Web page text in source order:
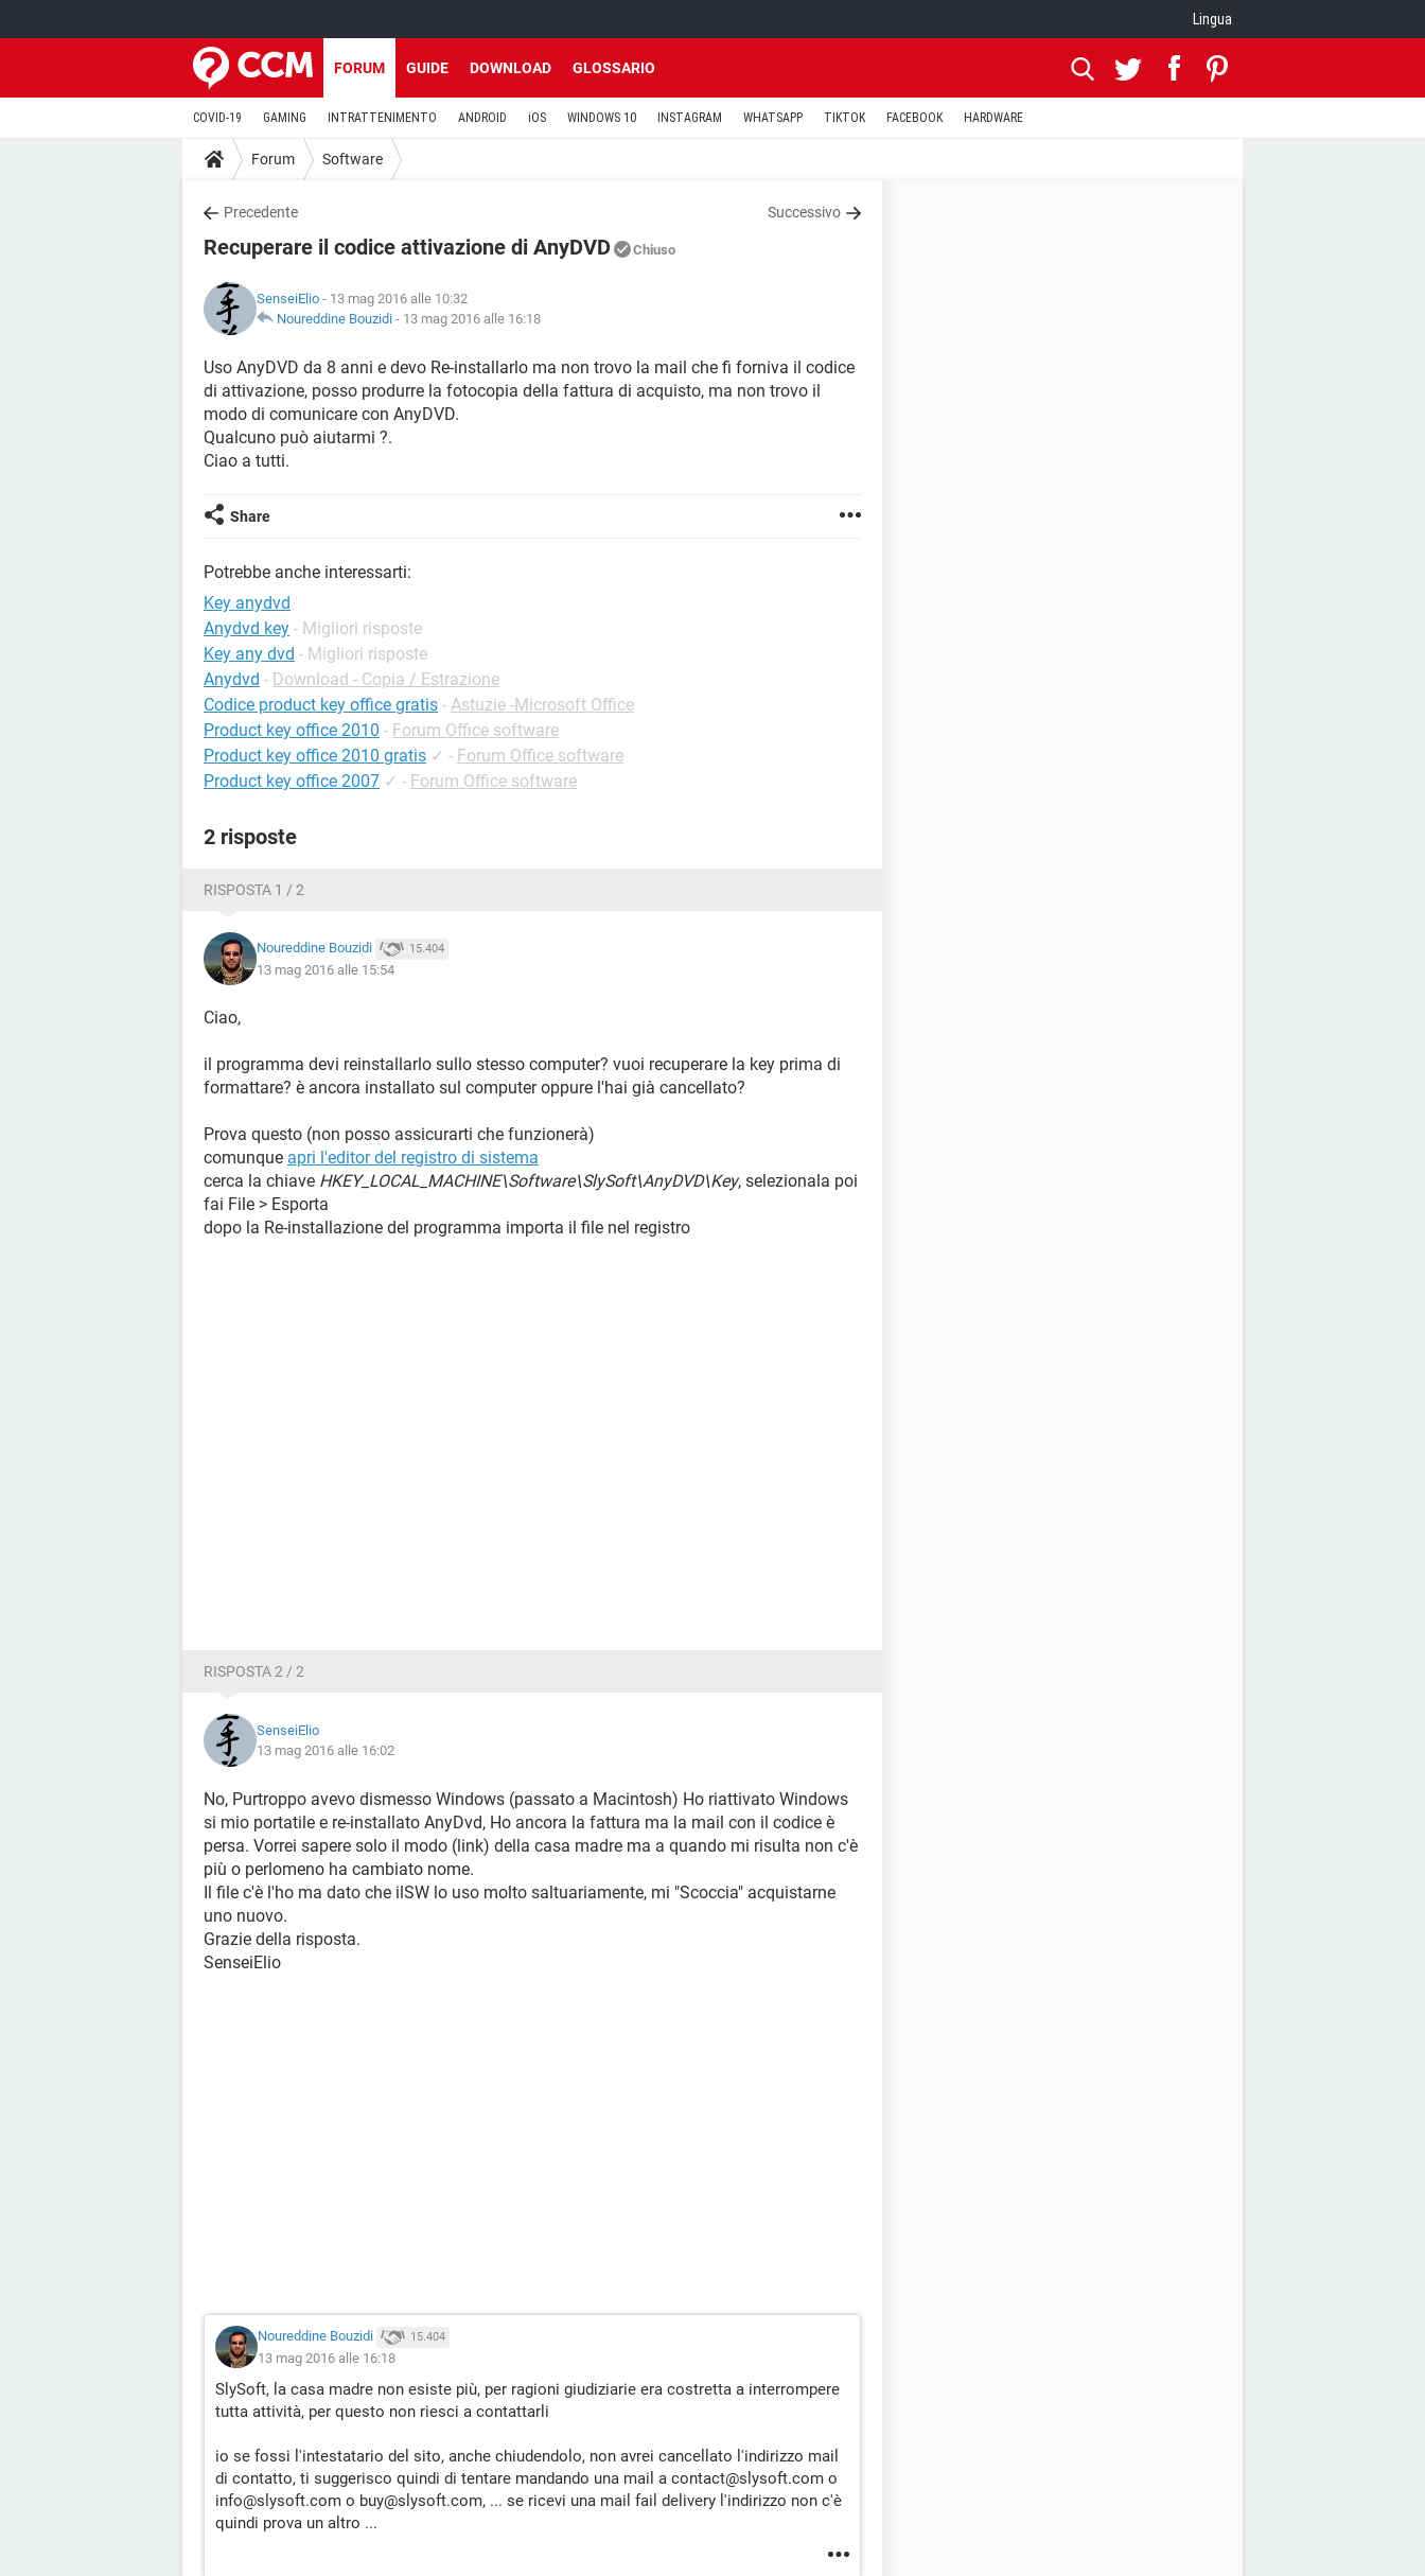
Lingua
FORUM GUIDE DOWNLOAD GLOSSARIO
COVID-19 GAMING INTRATTENIMENTO ANDROID iOS WINDOWS 10 INSTAGRAM WHATSAPP TIKTOK FACEBOOK HARDWARE
Forum Software
Precedente Successivo
Recuperare il codice attivazione di AnyDVD Chiuso
SenseiElio - 13 mag 2016 alle 10:32
Noureddine Bouzidi - 13 mag 2016 alle 16:18
Uso AnyDVD da 8 anni e devo Re-installarlo ma non trovo la mail che fi forniva il codice
di attivazione, posso produrre la fotocopia della fattura di acquisto, ma non trovo il
modo di comunicare con AnyDVD.
Qualcuno può aiutarmi ?.
Ciao a tutti.
Share
Potrebbe anche interessarti:
Key anydvd
Anydvd key - Migliori risposte
Key any dvd - Migliori risposte
Anydvd - Download - Copia / Estrazione
Codice product key office gratis - Astuzie -Microsoft Office
Product key office 2010 - Forum Office software
Product key office 2010 gratis ✓ - Forum Office software
Product key office 2007 ✓ - Forum Office software
2 risposte
RISPOSTA 1 / 2
Noureddine Bouzidi 15.404
13 mag 2016 alle 15:54
Ciao,
il programma devi reinstallarlo sullo stesso computer? vuoi recuperare la key prima di
formattare? è ancora installato sul computer oppure l'hai già cancellato?
Prova questo (non posso assicurarti che funzionerà)
comunque apri l'editor del registro di sistema
cerca la chiave HKEY_LOCAL_MACHINE\Software\SlySoft\AnyDVD\Key, selezionala poi
fai File > Esporta
dopo la Re-installazione del programma importa il file nel registro
RISPOSTA 2 / 2
SenseiElio
13 mag 2016 alle 16:02
No, Purtroppo avevo dismesso Windows (passato a Macintosh) Ho riattivato Windows
si mio portatile e re-installato AnyDvd, Ho ancora la fattura ma la mail con il codice è
persa. Vorrei sapere solo il modo (link) della casa madre ma a quando mi risulta non c'è
più o perlomeno ha cambiato nome.
Il file c'è l'ho ma dato che ilSW lo uso molto saltuariamente, mi "Scoccia" acquistarne
uno nuovo.
Grazie della risposta.
SenseiElio
Noureddine Bouzidi 15.404
13 mag 2016 alle 16:18
SlySoft, la casa madre non esiste più, per ragioni giudiziarie era costretta a interrompere
tutta attività, per questo non riesci a contattarli
io se fossi l'intestatario del sito, anche chiudendolo, non avrei cancellato l'indirizzo mail
di contatto, ti suggerisco quindi di tentare mandando una mail a contact@slysoft.com o
info@slysoft.com o buy@slysoft.com, ... se ricevi una mail fail delivery l'indirizzo non c'è
quindi prova un altro ...